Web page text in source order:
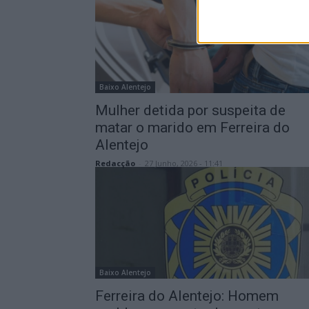
Baixo Alentejo
Mulher detida por suspeita de
matar o marido em Ferreira do
Alentejo
Redacção 27 Junho, 2026 - 11:41
Baixo Alentejo
Ferreira do Alentejo: Homem